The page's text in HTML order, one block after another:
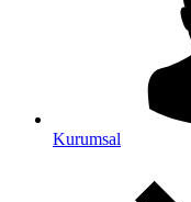
Kurumsal